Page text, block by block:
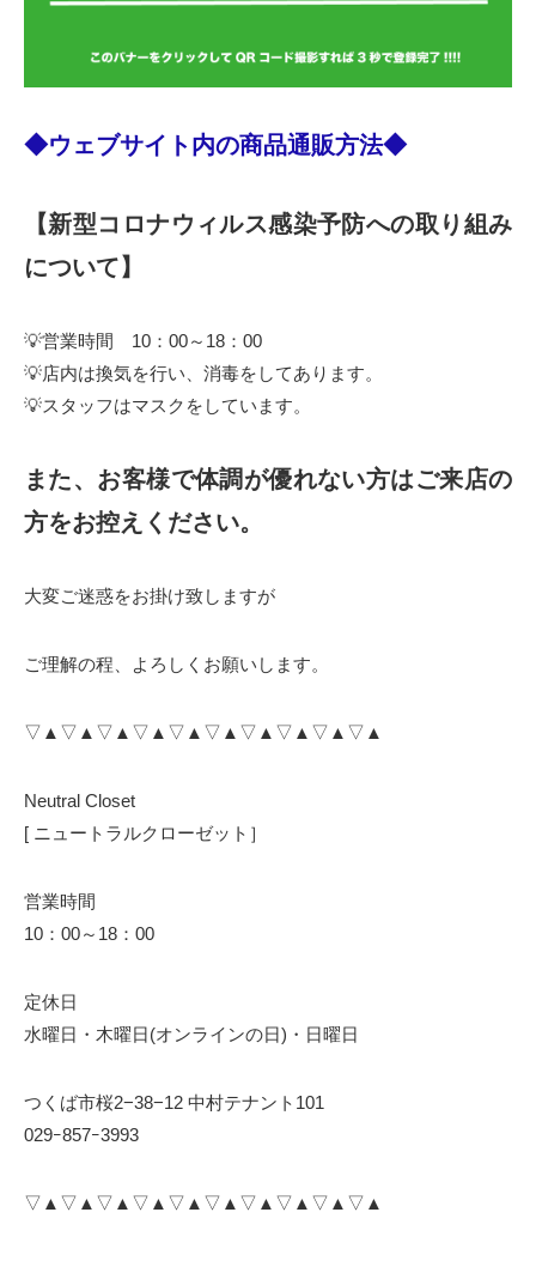
◆ウェブサイト内の商品通販方法◆
【新型コロナウィルス感染予防への取り組み
について】
💡営業時間 10：00～18：00
💡店内は換気を行い、消毒をしてあります。
💡スタッフはマスクをしています。
また、お客様で体調が優れない方はご来店の
方をお控えください。
大変ご迷惑をお掛け致しますが
ご理解の程、よろしくお願いします。
▽▲▽▲▽▲▽▲▽▲▽▲▽▲▽▲▽▲▽▲
Neutral Closet
[ ニュートラルクローゼット］
営業時間
10：00～18：00
定休日
水曜日・木曜日(オンラインの日)・日曜日
つくば市桜2−38−12 中村テナント101
029ｰ857ｰ3993
▽▲▽▲▽▲▽▲▽▲▽▲▽▲▽▲▽▲▽▲